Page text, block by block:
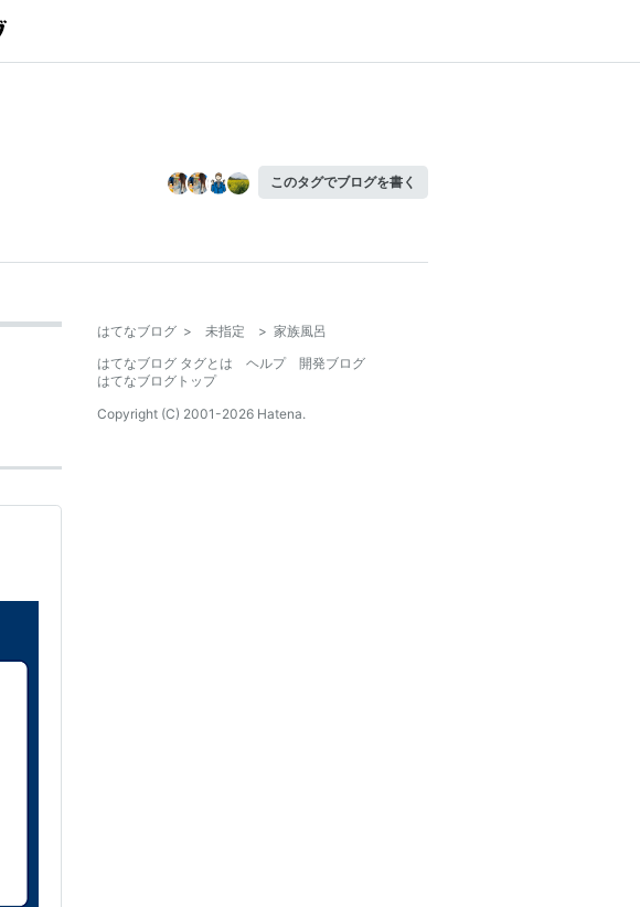
このタグでブログを書く
はてなブログ > 未指定 > 家族風呂
はてなブログ タグとは
ヘルプ
開発ブログ
はてなブログトップ
Copyright (C) 2001-2026 Hatena.